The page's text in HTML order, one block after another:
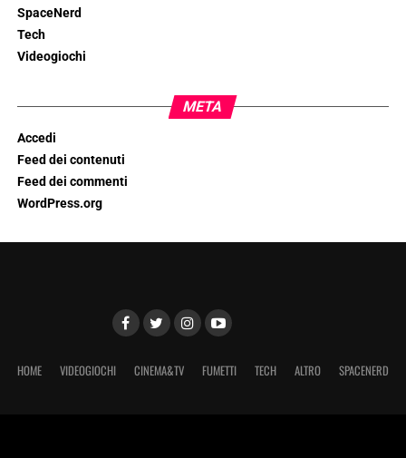
SpaceNerd
Tech
Videogiochi
META
Accedi
Feed dei contenuti
Feed dei commenti
WordPress.org
HOME VIDEOGIOCHI CINEMA&TV FUMETTI TECH ALTRO SPACENERD